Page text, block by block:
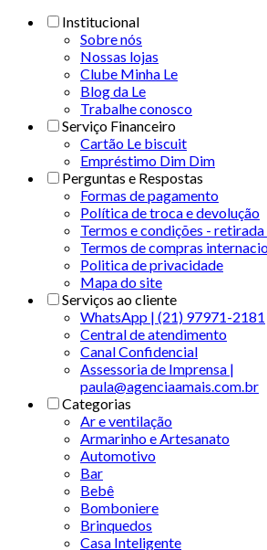
Institucional
Sobre nós
Nossas lojas
Clube Minha Le
Blog da Le
Trabalhe conosco
Serviço Financeiro
Cartão Le biscuit
Empréstimo Dim Dim
Perguntas e Respostas
Formas de pagamento
Política de troca e devolução
Termos e condições - retirada
Termos de compras
Politica de privacidade
Mapa do site
Serviços ao cliente
WhatsApp | (21) 97971-2181
Central de atendimento
Canal Confidencial
Assessoria de Imprensa |
paula@agenciaamais.com.br
Categorias
Ar e ventilação
Armarinho e Artesanato
Automotivo
Bar
Bebê
Bomboniere
Brinquedos
Casa Inteligente